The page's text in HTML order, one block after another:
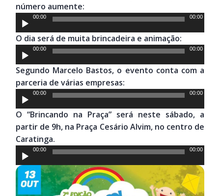
número aumente:
Tocador
de
áudio
00:00 00:00
O dia será de muita brincadeira e animação:
Tocador
de
áudio
00:00 00:00
Segundo Marcelo Bastos, o evento conta com a
parceria de várias empresas:
Tocador
de
áudio
00:00 00:00
O “Brincando na Praça” será neste sábado, a
partir de 9h, na Praça Cesário Alvim, no centro de
Caratinga.
Tocador
de
áudio
00:00 00:00